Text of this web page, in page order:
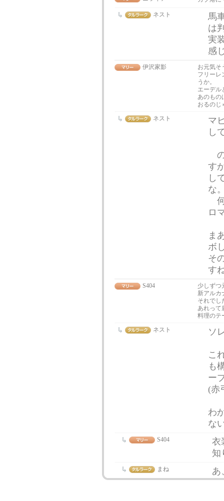
ネスト
馬
は
実
感
伊沢家影
お元気そ
フリーレ
うか。
エーデル
あのもの
おるのじ
ネスト
マ
し
の
す
し
な
何
ロ
ま
ボ
そ
す
S404
少しずつ
新アルカ
それでし
あれって
料理のテ
ネスト
ソ
こ
も
ー
(赤
わ
な
S404
衣
知
まね あ